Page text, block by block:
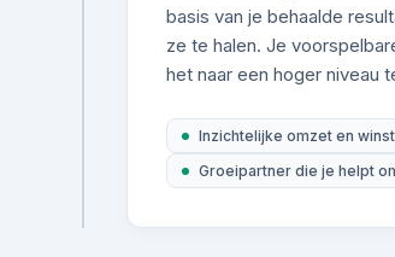
basis van je behaalde
ze te halen. Je
het naar een hoger niveau
Inzichtelijke omzet en
Groeipartner die je helpt